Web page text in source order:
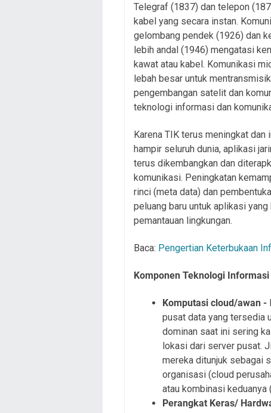
Telegraf (1837) dan telepon
kabel yang secara instan.
gelombang pendek (1926) dan
lebih andal (1946) mengatasi
kawat atau kabel. Komunikasi
lebah besar untuk
pengembangan satelit dan
teknologi informasi dan
Karena TIK terus meningkat
hampir seluruh dunia, aplikasi
terus dikembangkan dan
komunikasi. Peningkatan
rinci (meta data) dan
peluang baru untuk aplikasi
pemantauan lingkungan.
Baca: Pengertian Keterbukaan
Komponen Teknologi
Komputasi cloud/awan -
pusat data yang tersedia
dominan saat ini sering
lokasi dari server pusat.
mereka ditunjuk sebagai
organisasi (cloud
atau kombinasi keduanya
Perangkat Keras/